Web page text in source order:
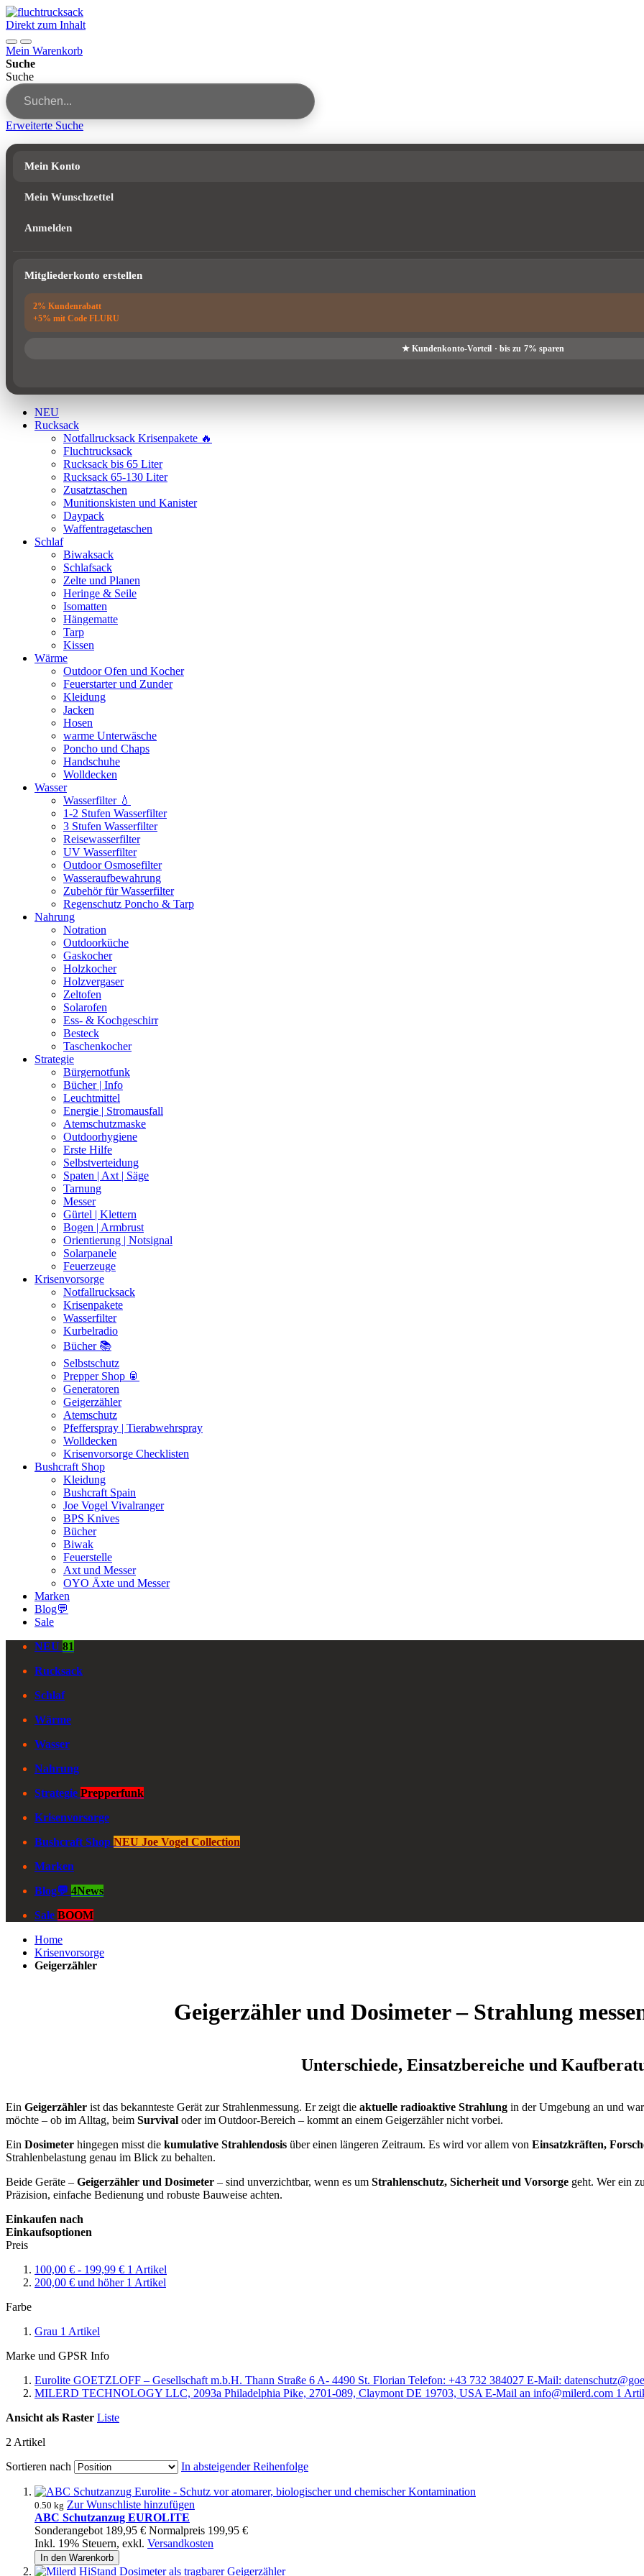
Direkt zum Inhalt
Mein Warenkorb
Suche
Suche
Erweiterte Suche
Mein Konto
Mein Wunschzettel
Anmelden
Mitgliederkonto erstellen
NEU
Rucksack
Notfallrucksack Krisenpakete 🔥
Fluchtrucksack
Rucksack bis 65 Liter
Rucksack 65-130 Liter
Zusatztaschen
Munitionskisten und Kanister
Daypack
Waffentragetaschen
Schlaf
Biwaksack
Schlafsack
Zelte und Planen
Heringe & Seile
Isomatten
Hängematte
Tarp
Kissen
Wärme
Outdoor Ofen und Kocher
Feuerstarter und Zunder
Kleidung
Jacken
Hosen
warme Unterwäsche
Poncho und Chaps
Handschuhe
Wolldecken
Wasser
Wasserfilter 💧
1-2 Stufen Wasserfilter
3 Stufen Wasserfilter
Reisewasserfilter
UV Wasserfilter
Outdoor Osmosefilter
Wasseraufbewahrung
Zubehör für Wasserfilter
Regenschutz Poncho & Tarp
Nahrung
Notration
Outdoorküche
Gaskocher
Holzkocher
Holzvergaser
Zeltofen
Solarofen
Ess- & Kochgeschirr
Besteck
Taschenkocher
Strategie
Bürgernotfunk
Bücher | Info
Leuchtmittel
Energie | Stromausfall
Atemschutzmaske
Outdoorhygiene
Erste Hilfe
Selbstverteidung
Spaten | Axt | Säge
Tarnung
Messer
Gürtel | Klettern
Bogen | Armbrust
Orientierung | Notsignal
Solarpanele
Feuerzeuge
Krisenvorsorge
Notfallrucksack
Krisenpakete
Wasserfilter
Kurbelradio
Bücher 📚
Selbstschutz
Prepper Shop 🥫
Generatoren
Geigerzähler
Atemschutz
Pfefferspray | Tierabwehrspray
Wolldecken
Krisenvorsorge Checklisten
Bushcraft Shop
Kleidung
Bushcraft Spain
Joe Vogel Vivalranger
BPS Knives
Bücher
Biwak
Feuerstelle
Axt und Messer
OYO Äxte und Messer
Marken
Blog💬
Sale
NEU 81
Rucksack
Schlaf
Wärme
Wasser
Nahrung
Strategie Prepperfunk
Krisenvorsorge
Bushcraft Shop NEU Joe Vogel Collection
Marken
Blog💬 4News
Sale BOOM
Home
Krisenvorsorge
Geigerzähler
Geigerzähler und Dosimeter – Strahlung
Unterschiede, Einsatzbereiche und
Ein Geigerzähler ist das bekannteste Gerät zur Strahlenmessung. Er zeigt die aktuelle radioaktive Strahlung in der Umgebung an und
möchte – ob im Alltag, beim Survival oder im Outdoor-Bereich – kommt an einem Geigerzähler nicht vorbei.
Ein Dosimeter hingegen misst die kumulative Strahlendosis über einen längeren Zeitraum. Es wird vor allem von Einsatzkräften,
Strahlenbelastung genau im Blick zu behalten.
Beide Geräte – Geigerzähler und Dosimeter – sind unverzichtbar, wenn es um Strahlenschutz, Sicherheit und Vorsorge geht. Wer ein
Präzision, einfache Bedienung und robuste Bauweise achten.
Einkaufen nach
Einkaufsoptionen
Preis
100,00 € - 199,99 € 1 Artikel
200,00 € und höher1 Artikel
Farbe
Grau 1 Artikel
Marke und GPSR Info
Eurolite GOETZLOFF – Gesellschaft m.b.H. Thann Straße 6 A- 4490 St. Florian Telefon: +43 732 384027 E-Mail:
MILERD TECHNOLOGY LLC, 2093a Philadelphia Pike, 2701-089, Claymont DE 19703, USA E-Mail an info@milerd.com 1
Ansicht als Raster Liste
2 Artikel
Sortieren nach
In absteigender Reihenfolge
0.50 kg Zur Wunschliste hinzufügen
ABC Schutzanzug EUROLITE
Sonderangebot 189,95 € Normalpreis 199,95 €
Inkl. 19% Steuern, exkl. Versandkosten
In den Warenkorb